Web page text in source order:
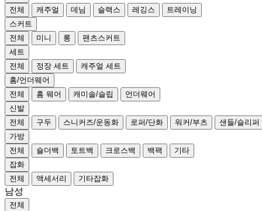
전체
캐주얼 데님 슬랙스 레깅스
트레이닝
스커트
전체
미니 롱
팬츠스커트
세트
전체
정장 세트
캐주얼 세트
홈/언더웨어
전체
홈 웨어 캐미솔/슬립
언더웨어
신발
전체
구두 스니커즈/운동화 로퍼/단화 워커/부츠
샌들/슬리퍼
가방
전체
숄더백 토트백 크로스백 백팩
기타
잡화
전체
액세서리 기타잡화
남성
전체